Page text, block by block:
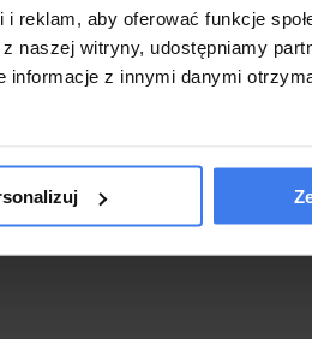
aby oferować funkcje
witryny, udostępniamy
z innymi danymi